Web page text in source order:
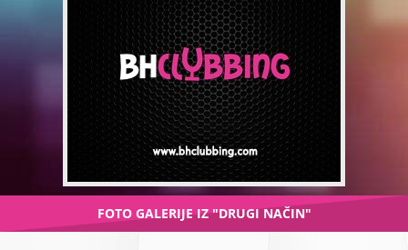
FOTO GALERIJE IZ "DRUGI NAČIN"